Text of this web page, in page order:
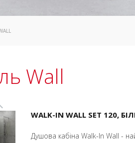
Wall
WALK-IN WALL SET 120,
Душова кабіна Walk-In Wall -